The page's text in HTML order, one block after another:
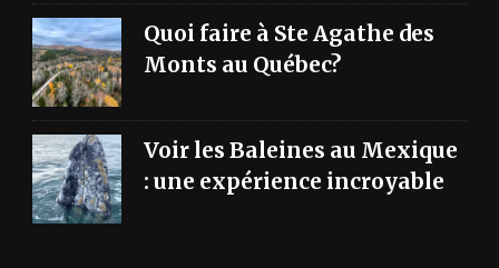
Quoi faire à Ste Agathe des
Monts au Québec?
Voir les Baleines au Mexique
: une expérience incroyable